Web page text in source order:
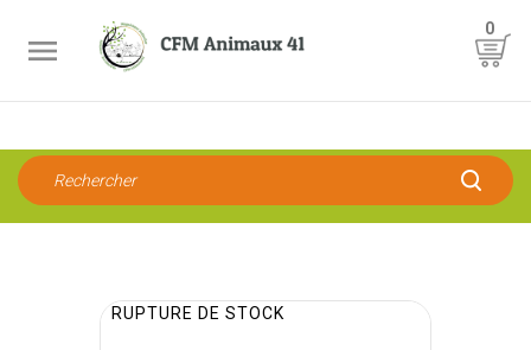

0
RUPTURE DE STOCK